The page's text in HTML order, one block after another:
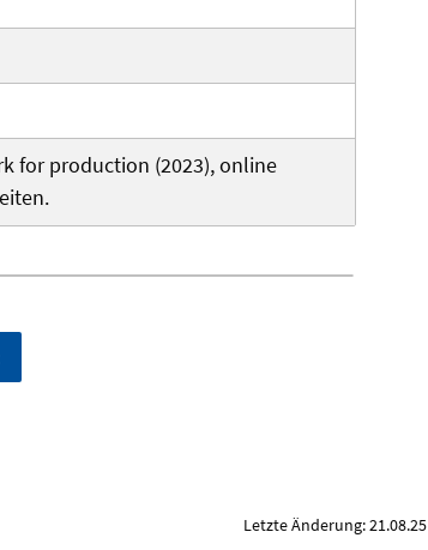
for production (2023), online
Letzte Änderung: 21.08.25